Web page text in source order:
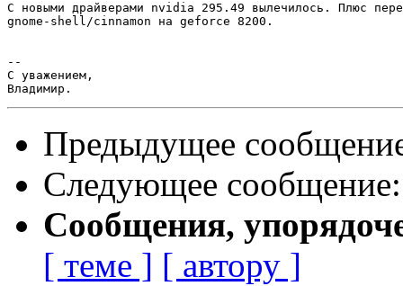
С новыми драйверами nvidia 295.49 вылечилось. Плюс
gnome-shell/cinnamon на geforce 8200.
--
С уважением,
Предыдущее
Следующее
Сообщения,
[ теме ] [ автору ]